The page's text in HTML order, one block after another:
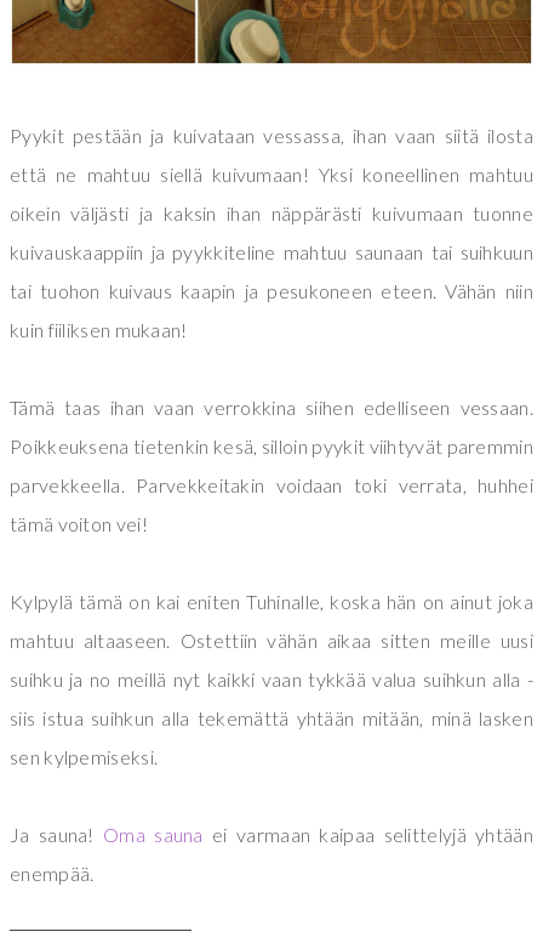
Pyykit pestään ja kuivataan vessassa, ihan vaan siitä ilosta
että ne mahtuu siellä kuivumaan! Yksi koneellinen mahtuu
oikein väljästi ja kaksin ihan näppärästi kuivumaan tuonne
kuivauskaappiin ja pyykkiteline mahtuu saunaan tai suihkuun
tai tuohon kuivaus kaapin ja pesukoneen eteen. Vähän niin
kuin fiiliksen mukaan!
Tämä taas ihan vaan verrokkina siihen edelliseen vessaan.
Poikkeuksena tietenkin kesä, silloin pyykit viihtyvät paremmin
parvekkeella. Parvekkeitakin voidaan toki verrata, huhhei
tämä voiton vei!
Kylpylä tämä on kai eniten Tuhinalle, koska hän on ainut joka
mahtuu altaaseen. Ostettiin vähän aikaa sitten meille uusi
suihku ja no meillä nyt kaikki vaan tykkää valua suihkun alla -
siis istua suihkun alla tekemättä yhtään mitään, minä lasken
sen kylpemiseksi.
Ja sauna! Oma sauna ei varmaan kaipaa selittelyjä yhtään
enempää.